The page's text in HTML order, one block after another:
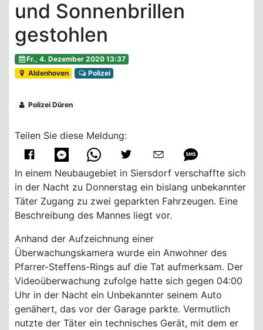
und Sonnenbrillen
gestohlen
Fr., 4. Dezember 2020 13:37
Aldenhoven
Polizei
Polizei Düren
Teilen Sie diese Meldung:
In einem Neubaugebiet in Siersdorf verschaffte sich
in der Nacht zu Donnerstag ein bislang unbekannter
Täter Zugang zu zwei geparkten Fahrzeugen. Eine
Beschreibung des Mannes liegt vor.
Anhand der Aufzeichnung einer
Überwachungskamera wurde ein Anwohner des
Pfarrer-Steffens-Rings auf die Tat aufmerksam. Der
Videoüberwachung zufolge hatte sich gegen 04:00
Uhr in der Nacht ein Unbekannter seinem Auto
genähert, das vor der Garage parkte. Vermutlich
nutzte der Täter ein technisches Gerät, mit dem er